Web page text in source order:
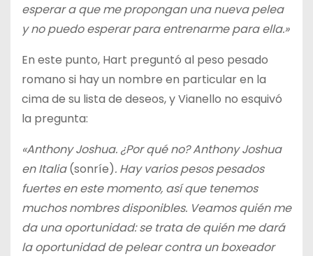
esperar a que me propongan una nueva pelea
y no puedo esperar para entrenarme para ella.»
En este punto, Hart preguntó al peso pesado
romano si hay un nombre en particular en la
cima de su lista de deseos, y Vianello no esquivó
la pregunta:
«Anthony Joshua. ¿Por qué no? Anthony Joshua
en Italia(sonríe). Hay varios pesos pesados
fuertes en este momento, así que tenemos
muchos nombres disponibles. Veamos quién me
da una oportunidad: se trata de quién me dará
la oportunidad de pelear contra un boxeador